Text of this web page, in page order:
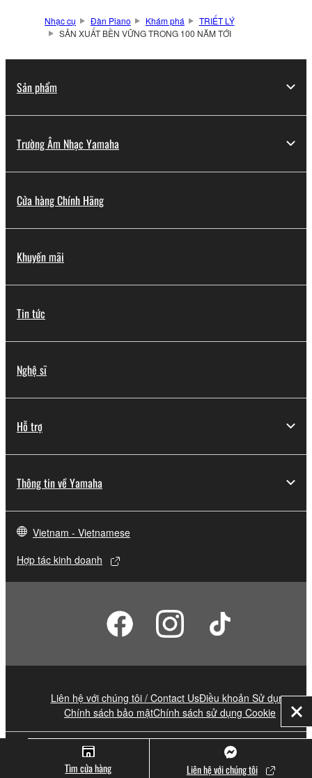
Tìm cửa hàng Liên hệ với chúng tôi
Nhạc cụ Đàn Piano Khám phá
TRIẾT LÝ
SẢN XUẤT BỀN VỮNG TRONG 100 NĂM TỚI
Sản phẩm
Trường Âm Nhạc Yamaha
Cửa hàng Chính Hãng
Khuyến mãi
Tin tức
Nghệ sĩ
Hỗ trợ
Thông tin về Yamaha
Vietnam - Vietnamese
Hợp tác kinh doanh
Liên hệ với chúng tôi / Contact UsĐiều khoản Sử dụng
Chính sách bảo mậtChính sách sử dụng Cookie